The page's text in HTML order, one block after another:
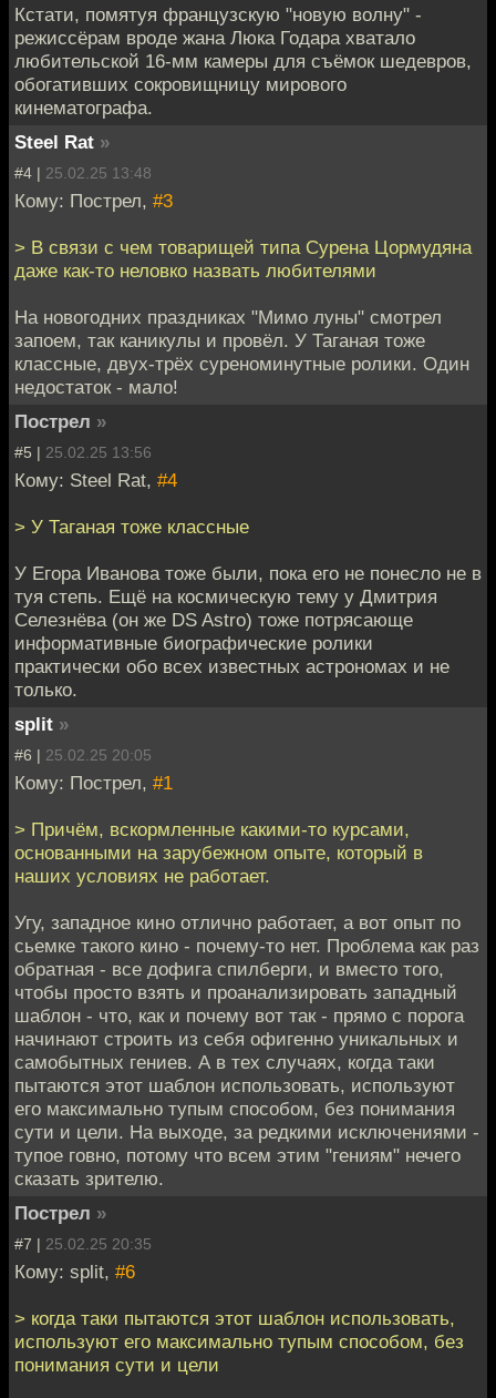
Кстати, помятуя французскую "новую волну" -
режиссёрам вроде жана Люка Годара хватало
любительской 16-мм камеры для съёмок шедевров,
обогативших сокровищницу мирового
кинематографа.
Steel Rat »
#4 | 25.02.25 13:48
Кому: Пострел, #3
> В связи с чем товарищей типа Сурена Цормудяна
даже как-то неловко назвать любителями
На новогодних праздниках "Мимо луны" смотрел
запоем, так каникулы и провёл. У Таганая тоже
классные, двух-трёх суреноминутные ролики. Один
недостаток - мало!
Пострел »
#5 | 25.02.25 13:56
Кому: Steel Rat, #4
> У Таганая тоже классные
У Егора Иванова тоже были, пока его не понесло не в
туя степь. Ещё на космическую тему у Дмитрия
Селезнёва (он же DS Astro) тоже потрясающе
информативные биографические ролики
практически обо всех известных астрономах и не
только.
split »
#6 | 25.02.25 20:05
Кому: Пострел, #1
> Причём, вскормленные какими-то курсами,
основанными на зарубежном опыте, который в
наших условиях не работает.
Угу, западное кино отлично работает, а вот опыт по
сьемке такого кино - почему-то нет. Проблема как раз
обратная - все дофига спилберги, и вместо того,
чтобы просто взять и проанализировать западный
шаблон - что, как и почему вот так - прямо с порога
начинают строить из себя офигенно уникальных и
самобытных гениев. А в тех случаях, когда таки
пытаются этот шаблон использовать, используют
его максимально тупым способом, без понимания
сути и цели. На выходе, за редкими исключениями -
тупое говно, потому что всем этим "гениям" нечего
сказать зрителю.
Пострел »
#7 | 25.02.25 20:35
Кому: split, #6
> когда таки пытаются этот шаблон использовать,
используют его максимально тупым способом, без
понимания сути и цели